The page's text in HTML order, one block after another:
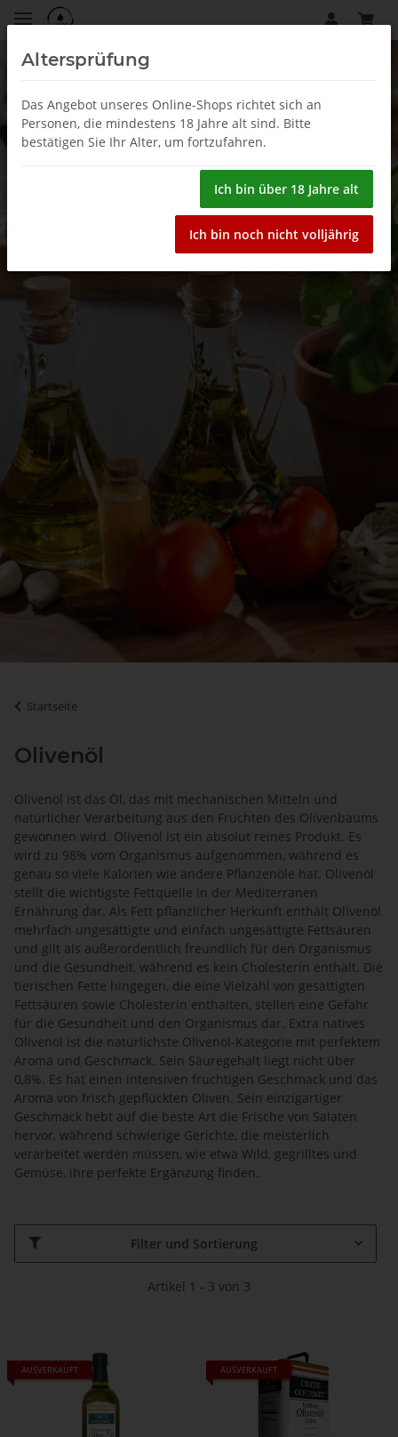
Startseite
Olivenöl
Olivenöl ist das Öl, das mit mechanischen Mitteln und
natürlicher Verarbeitung aus den Früchten des Olivenbaums
gewonnen wird. Olivenöl ist ein absolut reines Produkt. Es
wird zu 98% vom Organismus aufgenommen, während es
genau so viele Kalorien wie andere Pflanzenöle hat. Olivenöl
stellt die wichtigste Fettquelle in der Mediterranen
Ernährung dar. Als Fett pflanzlicher Herkunft enthält Olivenöl
mehrfach ungesättigte und einfach ungesättigte Fettsäuren
und gilt als außerordentlich freundlich für den Organismus
und die Gesundheit, während es kein Cholesterin enthält. Die
tierischen Fette hingegen, die eine Vielzahl von gesättigten
Fettsäuren sowie Cholesterin enthalten, stellen eine Gefahr
für die Gesundheit und den Organismus dar. Extra natives
Olivenöl ist die natürlichste Olivenöl-Kategorie mit perfektem
Aroma und Geschmack. Sein Säuregehalt liegt nicht über
0,8%. Es hat einen intensiven fruchtigen Geschmack und das
Aroma von frisch gepflückten Oliven. Sein einzigartiger
Geschmack hebt auf die beste Art die Frische von Salaten
hervor, während schwierige Gerichte, die meisterlich
verarbeitet werden müssen, wie etwa Wild, gegrilltes und
Gemüse, ihre perfekte Ergänzung finden.
Filter und Sortierung
Artikel 1 - 3 von 3
AUSVERKAUFT AUSVERKAUFT
Altersprüfung
Das Angebot unseres Online-Shops richtet sich an
Personen, die mindestens 18 Jahre alt sind. Bitte
bestätigen Sie Ihr Alter, um fortzufahren.
Ich bin über 18 Jahre alt
Ich bin noch nicht volljährig